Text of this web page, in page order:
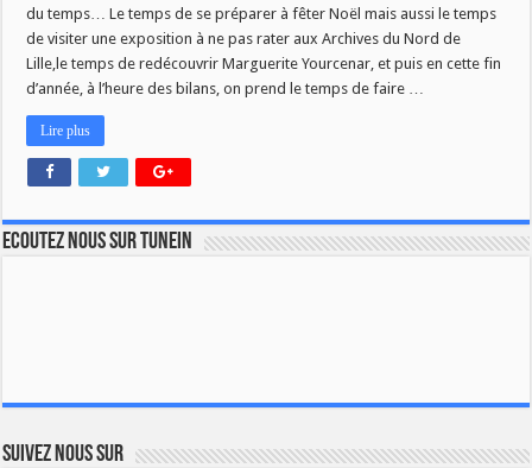
du temps… Le temps de se préparer à fêter Noël mais aussi le temps
de visiter une exposition à ne pas rater aux Archives du Nord de
Lille,le temps de redécouvrir Marguerite Yourcenar, et puis en cette fin
d’année, à l’heure des bilans, on prend le temps de faire …
Lire plus
Ecoutez nous sur TuneIn
Suivez nous sur